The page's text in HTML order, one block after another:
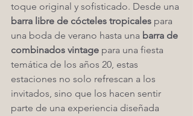
toque original y sofisticado. Desde una
barra libre de cócteles tropicales para
una boda de verano hasta una barra de
combinados vintage para una fiesta
temática de los años 20, estas
estaciones no solo refrescan a los
invitados, sino que los hacen sentir
parte de una experiencia diseñada